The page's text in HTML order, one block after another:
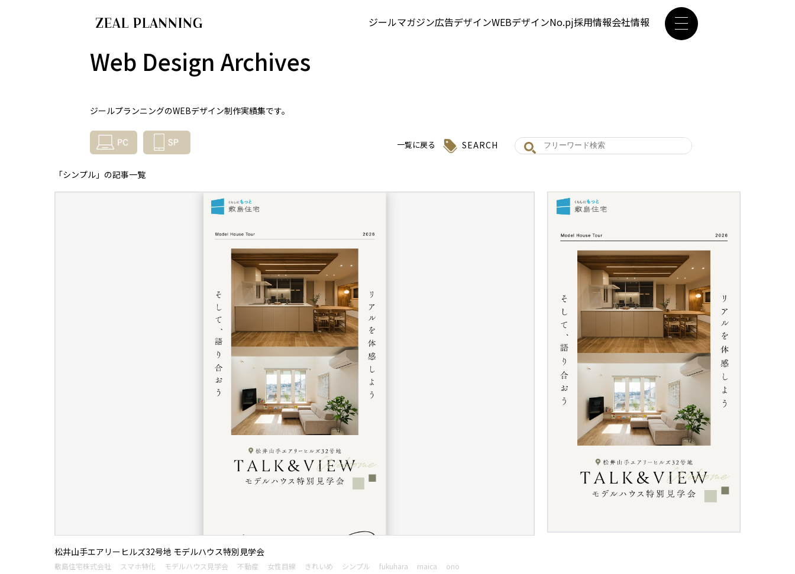
ジールマガジン広告デザインWEBデザインNo.pj採用情報会社情報
Web Design Archives
ジールプランニングのWEBデザイン制作実績集です。
一覧に戻る SEARCH
「シンプル」の記事一覧
松井山手エアリーヒルズ32号地 モデルハウス特別見学会
敷島住宅株式会社 スマホ特化 モデルハウス見学会 不動産 女性目線 きれいめ シンプル fukuhara maica ono